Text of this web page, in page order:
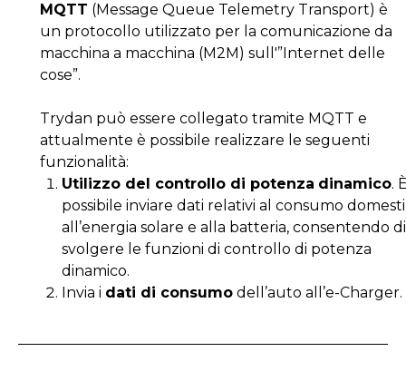
MQTT (Message Queue Telemetry Transport) è
un protocollo utilizzato per la comunicazione da
macchina a macchina (M2M) sull'”Internet delle
cose”.
Trydan può essere collegato tramite MQTT e
attualmente è possibile realizzare le seguenti
funzionalità:
Utilizzo del controllo di potenza dinamico.
possibile inviare dati relativi al consumo
all’energia solare e alla batteria, consentendo di
svolgere le funzioni di controllo di potenza
dinamico.
Invia i dati di consumo dell’auto all’e-Charger.